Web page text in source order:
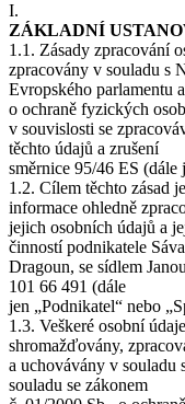
I.
ZÁKLADNÍ
1.1. Zásady zpracování
zpracovány v souladu s
Evropského parlamentu
o ochraně fyzických osob
v souvislosti se
těchto údajů a zrušení
směrnice 95/46 ES (dále
1.2. Cílem těchto zásad
informace ohledně
jejich osobních údajů a
činností podnikatele Sáva
Dragoun, se sídlem
101 66 491 (dále
jen „Podnikatel“ nebo
1.3. Veškeré osobní
shromažďovány,
a uchovávány v souladu
souladu se zákonem